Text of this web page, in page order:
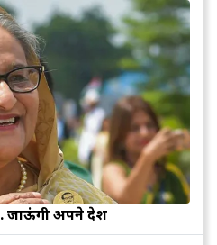
जाऊंगी अपने देश